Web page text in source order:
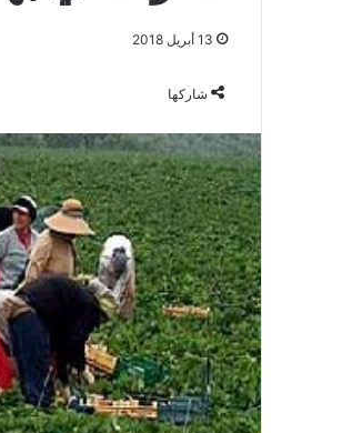
13 أبريل 2018
شاركها